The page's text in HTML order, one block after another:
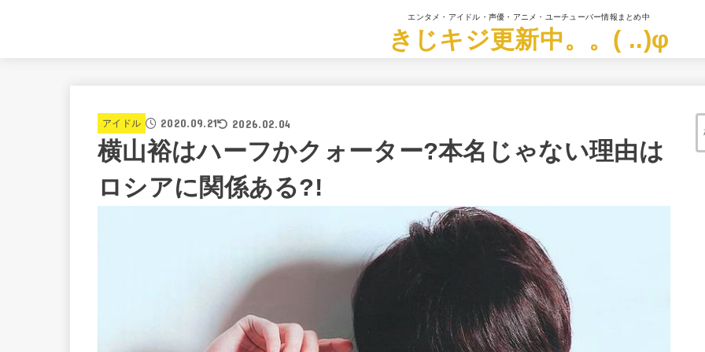
エンタメ・アイドル・声優・アニメ・ユーチューバー情報まとめ中
きじキジ更新中。。( ..)φ
アイドル 2020.09.21 2026.02.04
横山裕はハーフかクォーター?本名じゃない理由は
ロシアに関係ある?!